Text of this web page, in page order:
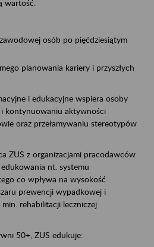
wartość.
osób po pięćdziesiątym
planowania kariery i przyszłych
i edukacyjne wspiera osoby
kontynuowaniu aktywności
oraz przełamywaniu stereotypów
ZUS z organizacjami pracodawców
nt. systemu
co wpływa na wysokość
prewencji wypadkowej i
rehabilitacji leczniczej
50+, ZUS edukuje: